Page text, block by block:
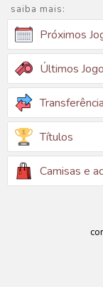
saiba mais:
Próximos
Últimos
Títulos
Camisas e